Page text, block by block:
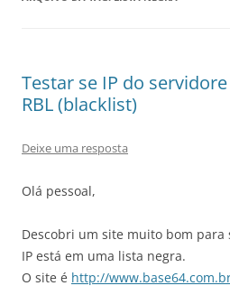
Testar se IP do
RBL (blacklist)
Deixe uma resposta
Olá pessoal,
Descobri um site muito bom
IP está em uma lista negra.
O site é http://